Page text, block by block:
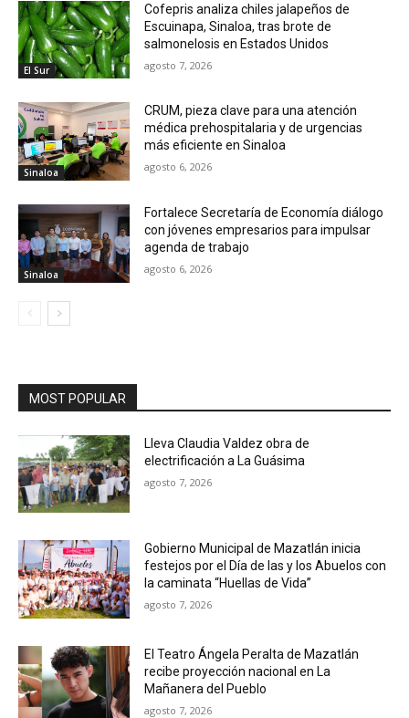
El Sur
Cofepris analiza chiles jalapeños de
Escuinapa, Sinaloa, tras brote de
salmonelosis en Estados Unidos
agosto 7, 2026
Sinaloa
CRUM, pieza clave para una atención
médica prehospitalaria y de urgencias
más eficiente en Sinaloa
agosto 6, 2026
Sinaloa
Fortalece Secretaría de Economía diálogo
con jóvenes empresarios para impulsar
agenda de trabajo
agosto 6, 2026
MOST POPULAR
Lleva Claudia Valdez obra de
electrificación a La Guásima
agosto 7, 2026
Gobierno Municipal de Mazatlán inicia
festejos por el Día de las y los Abuelos con
la caminata “Huellas de Vida”
agosto 7, 2026
El Teatro Ángela Peralta de Mazatlán
recibe proyección nacional en La
Mañanera del Pueblo
agosto 7, 2026